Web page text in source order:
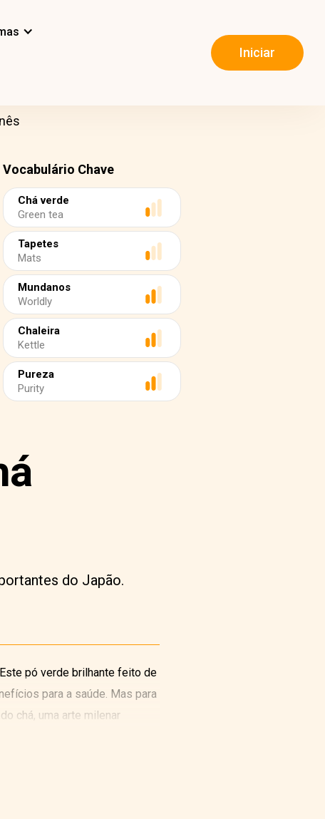
Iniciar
Vocabulário Chave
Chá verde
Green tea
Tapetes
Mats
Mundanos
Worldly
Chaleira
Kettle
Pureza
Purity
do Japão.
pó verde brilhante feito de
para a saúde. Mas para
chá, uma arte milenar